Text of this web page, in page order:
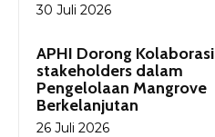
30 Juli 2026
APHI Dorong Kolaborasi
stakeholders dalam
Pengelolaan Mangrove
Berkelanjutan
26 Juli 2026